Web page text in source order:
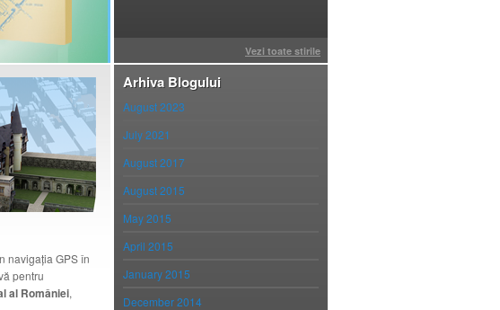
navigaţia GPS în
pentru
al României,
Vezi toate stirile
Arhiva Blogului
August 2023
July 2021
August 2017
August 2015
May 2015
April 2015
January 2015
December 2014